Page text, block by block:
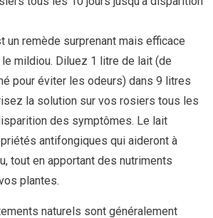
un remède surprenant mais efficace
mildiou. Diluez 1 litre de lait (de
pour éviter les odeurs) dans 9 litres
la solution sur vos rosiers tous les
des symptômes. Le lait
antifongiques qui aideront à
tout en apportant des nutriments
plantes.
naturels sont généralement